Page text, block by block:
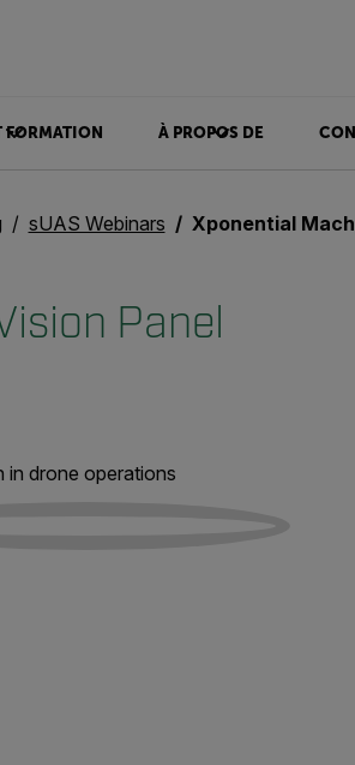
FORMATION À PROPOS DE
sUAS Webinars Xponential
Panel
in drone operations